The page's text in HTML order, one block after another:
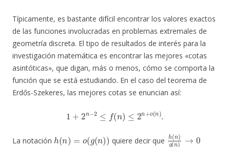
Típicamente, es bastante difícil encontrar los valores exactos
de las funciones involucradas en problemas extremales de
geometría discreta. El tipo de resultados de interés para la
investigación matemática es encontrar las mejores «cotas
asintóticas», que digan, más o menos, cómo se comporta la
función que se está estudiando. En el caso del teorema de
Erdős-Szekeres, las mejores cotas se enuncian así:
1 2n− ≤ (n ≤ n +o(n).
La notación
h (n ) ( )
quiere decir que
h(n) )→